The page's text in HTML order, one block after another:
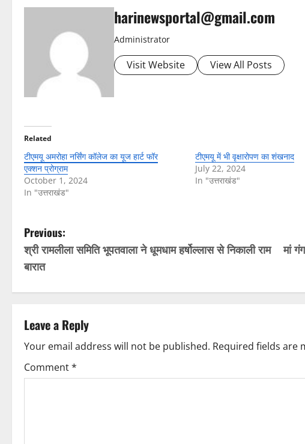
harinewsportal@gmail.com
Administrator
Visit Website View All Posts
Related
टीएमयू अमरोहा नर्सिंग कॉलेज का यूज हार्ट फॉर
एक्शन प्रोग्राम
October 1, 2024
In "उत्तराखंड"
टीएमयू में भी वृक्षारोपण का शंखनाद
July 22, 2024
In "उत्तराखंड"
P
o
s
n
a
v
Previous:
श्री रामलीला समिति भूपतवाला ने धूमधाम हर्षोल्लास से निकाली राम
बारात
मां
Leave a Reply
Your email address will not be published. Required fields are
Comment*